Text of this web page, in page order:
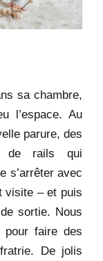
sa chambre,
l’espace. Au
parure, des
de rails qui
s’arrêter avec
visite – et puis
sortie. Nous
pour faire des
De jolis